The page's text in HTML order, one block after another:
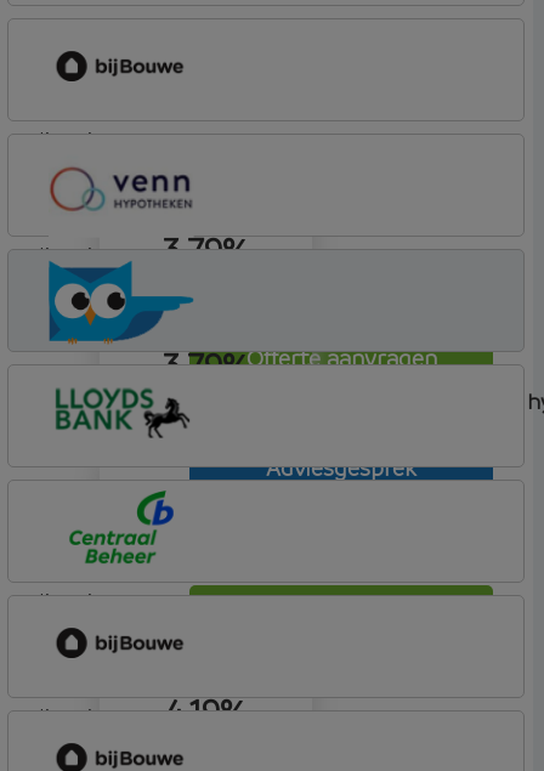
Vooruit Hypotheek
lineair
3,79%
Offerte aanvragen
Vooruit Hypotheek
lineair
3,79%
Offerte aanvragen
Venn Hypotheken
lineair
4,15%
Hulp nodig?
Maak een vrijblijvend afspraak met één van onze
Adviesgesprek
Lloyds Bank
Hypotheek (1)
lineair
4,19%
Leef Hypotheek
lineair
Vooruit Hypotheek